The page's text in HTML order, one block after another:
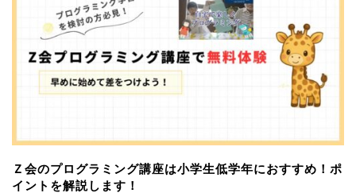
Ｚ会のプログラミング講座は小学生低学年におすすめ！ポ
イントを解説します！